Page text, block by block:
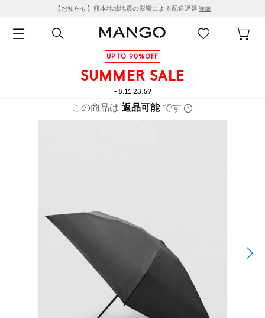
【お知らせ】熊本地域地震の影響による配送遅延 詳細
UP TO 90%OFF
SUMMER SALE
- 8.11 23:59
この商品は 返品可能 です